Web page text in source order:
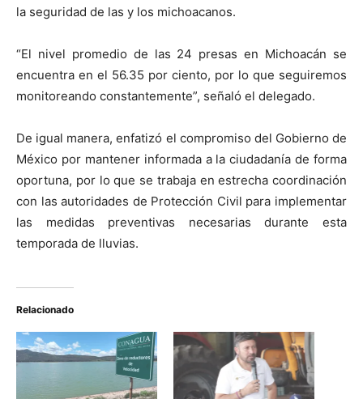
la seguridad de las y los michoacanos.
“El nivel promedio de las 24 presas en Michoacán se
encuentra en el 56.35 por ciento, por lo que seguiremos
monitoreando constantemente”, señaló el delegado.
De igual manera, enfatizó el compromiso del Gobierno de
México por mantener informada a la ciudadanía de forma
oportuna, por lo que se trabaja en estrecha coordinación
con las autoridades de Protección Civil para implementar
las medidas preventivas necesarias durante esta
temporada de lluvias.
Relacionado